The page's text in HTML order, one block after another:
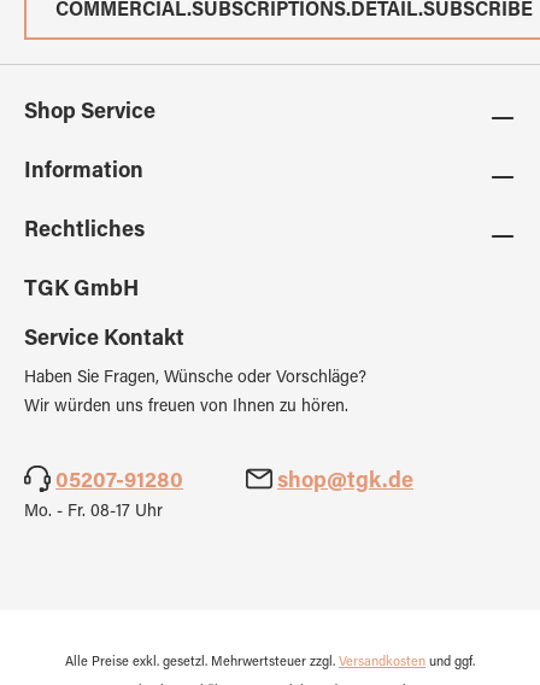
COMMERCIAL.SUBSCRIPTIONS.DETAIL.SUBSCRIBE
Shop Service
Information
Rechtliches
TGK GmbH
Service Kontakt
Haben Sie Fragen, Wünsche oder Vorschläge?
Wir würden uns freuen von Ihnen zu hören.
05207-91280 shop@tgk.de
Mo. - Fr. 08-17 Uhr
Alle Preise exkl. gesetzl. Mehrwertsteuer zzgl. Versandkosten und ggf.